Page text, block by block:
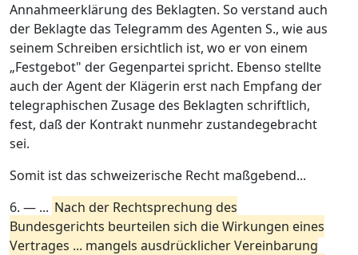
Annahmeerklärung des Beklagten. So verstand auch
der Beklagte das Telegramm des Agenten S., wie aus
seinem Schreiben ersichtlich ist, wo er von einem
„Festgebot" der Gegenpartei spricht. Ebenso stellte
auch der Agent der Klägerin erst nach Empfang der
telegraphischen Zusage des Beklagten schriftlich,
fest, daß der Kontrakt nunmehr zustandegebracht
sei.
Somit ist das schweizerische Recht maßgebend...
6. — ... Nach der Rechtsprechung des
Bundesgerichts beurteilen sich die Wirkungen eines
Vertrages ... mangels ausdrücklicher Vereinbarung